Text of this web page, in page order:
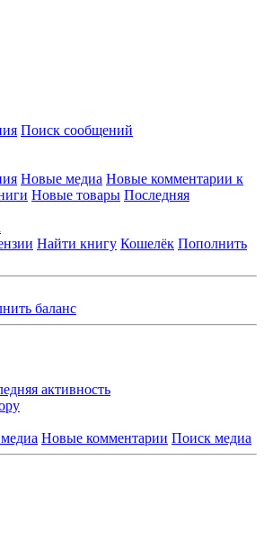
Поиск сообщений
Новые медиа Новые комментарии к
Новые товары Последняя
Найти книгу Кошелёк Пополнить
баланс
активность
Новые комментарии Поиск медиа